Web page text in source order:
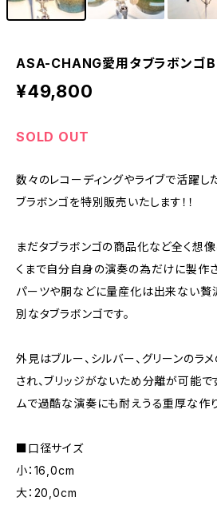
ASA-CHANG愛用タブラボンゴB
¥49,800
SOLD OUT
数々のレコーディングやライブで活躍
ブラボンゴを特別販売いたします！！
まだタブラボンゴの商品化など全く想
くまで自分自身の演奏の為だけに製作
パーツや胴などに量産化は出来ない
別なタブラボンゴです。
外見はブルー、シルバー、グリーンのラ
され、ブリッジがないため分離が可能で
ムで過酷な演奏にも耐えうる重厚な作り
■口径サイズ
小：16,0cm
大：20,0cm